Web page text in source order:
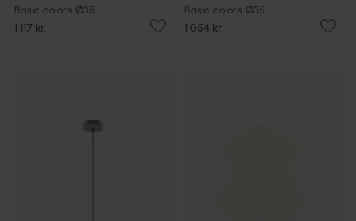
Basic colors Ø35
1 117 kr.
Basic colors Ø35
1 054 kr.